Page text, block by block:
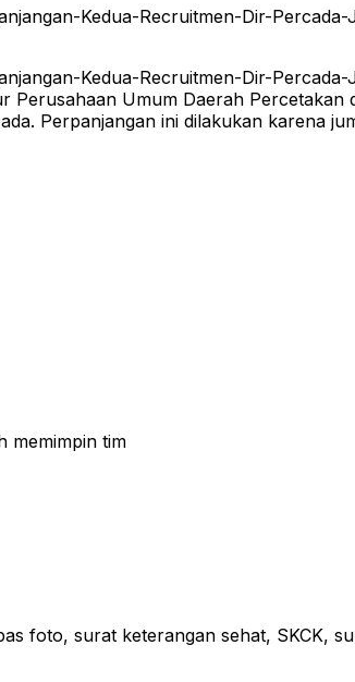
Kedua-Recruitmen-Dir-Percada-
Kedua-Recruitmen-Dir-Percada-
Umum Daerah Percetakan
Perpanjangan ini dilakukan karena
memimpin tim
foto, surat keterangan sehat, SKCK,